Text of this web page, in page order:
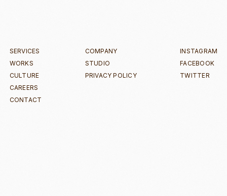
SERVICES
WORKS
CULTURE
CAREERS
CONTACT
COMPANY
STUDIO
PRIVACY POLICY
INSTAGRAM
FACEBOOK
TWITTER